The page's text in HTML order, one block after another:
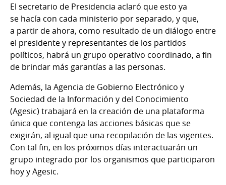
El secretario de Presidencia aclaró que esto ya
se hacía con cada ministerio por separado, y que,
a partir de ahora, como resultado de un diálogo entre
el presidente y representantes de los partidos
políticos, habrá un grupo operativo coordinado, a fin
de brindar más garantías a las personas.
Además, la Agencia de Gobierno Electrónico y
Sociedad de la Información y del Conocimiento
(Agesic) trabajará en la creación de una plataforma
única que contenga las acciones básicas que se
exigirán, al igual que una recopilación de las vigentes.
Con tal fin, en los próximos días interactuarán un
grupo integrado por los organismos que participaron
hoy y Agesic.